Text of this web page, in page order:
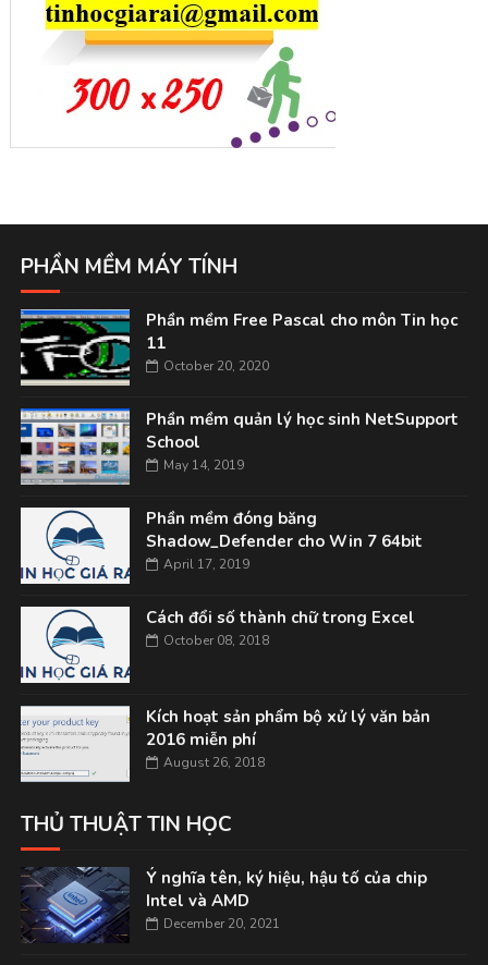
PHẦN MỀM MÁY TÍNH
Phần mềm Free Pascal cho môn Tin học
11
October 20, 2020
Phần mềm quản lý học sinh NetSupport
School
May 14, 2019
Phần mềm đóng băng
Shadow_Defender cho Win 7 64bit
April 17, 2019
Cách đổi số thành chữ trong Excel
October 08, 2018
Kích hoạt sản phẩm bộ xử lý văn bản
2016 miễn phí
August 26, 2018
THỦ THUẬT TIN HỌC
Ý nghĩa tên, ký hiệu, hậu tố của chip
Intel và AMD
December 20, 2021